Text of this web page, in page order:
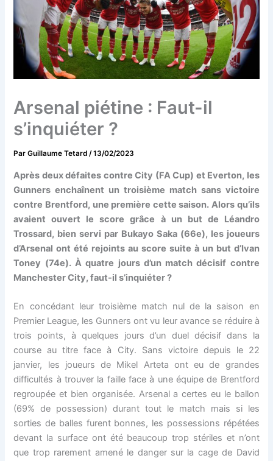
Arsenal piétine : Faut-il
s’inquiéter ?
ParGuillaume Tetard/13/02/2023
Après deux défaites contre City (FA Cup) et Everton, les
Gunners enchaînent un troisième match sans victoire
contre Brentford, une première cette saison. Alors qu’ils
avaient ouvert le score grâce à un but de Léandro
Trossard, bien servi par Bukayo Saka (66e), les joueurs
d’Arsenal ont été rejoints au score suite à un but d’Ivan
Toney (74e). À quatre jours d’un match décisif contre
Manchester City, faut-il s’inquiéter ?
En concédant leur troisième match nul de la saison en
Premier League, les Gunners ont vu leur avance se réduire à
trois points, à quelques jours d’un duel décisif dans la
course au titre face à City. Sans victoire depuis le 22
janvier, les joueurs de Mikel Arteta ont eu de grandes
difficultés à trouver la faille face à une équipe de Brentford
regroupée et bien organisée. Arsenal a certes eu le ballon
(69% de possession) durant tout le match mais si les
sorties de balles furent bonnes, les possessions répétées
devant la surface ont été beaucoup trop stériles et n’ont
que trop rarement amené le danger sur la cage de David